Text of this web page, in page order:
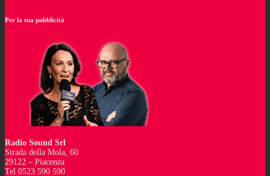
Per la tua pubblicità
Radio Sound Srl
Strada della Mola, 60
29122 – Piacenza
Tel 0523 590 590